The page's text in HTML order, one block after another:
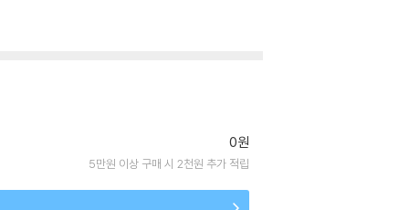
0원
5만원 이상 구매 시 2천원 추가 적립